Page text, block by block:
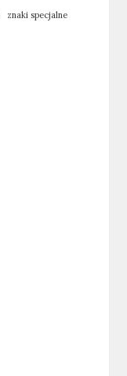
znaki specjalne